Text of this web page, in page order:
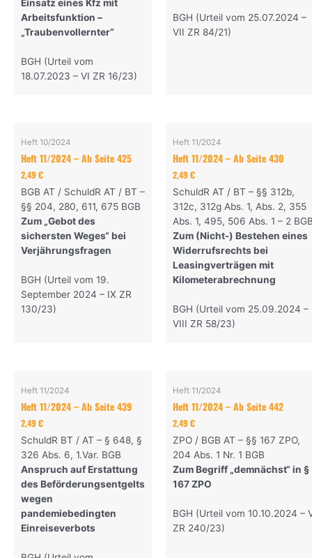
Einsatz eines Kfz mit
Arbeitsfunktion –
„Traubenvollernter“
BGH (Urteil vom
18.07.2023 – VI ZR 16/23)
BGH (Urteil vom 25.07.2024 –
VII ZR 84/21)
Heft 10/2024
Heft 11/2024 – Ab Seite 425
2,49 €
BGB AT / SchuldR AT / BT –
§§ 204, 280, 611, 675 BGB
Zum „Gebot des
sichersten Weges“ bei
Verjährungsfragen
BGH (Urteil vom 19.
September 2024 – IX ZR
130/23)
Heft 11/2024
Heft 11/2024 – Ab Seite 430
2,49 €
SchuldR AT / BT – §§ 312b,
312c, 312g Abs. 1, Abs. 2, 355
Abs. 1, 495, 506 Abs. 1 – 2
Zum (Nicht-) Bestehen eines
Widerrufsrechts bei
Leasingverträgen mit
Kilometerabrechnung
BGH (Urteil vom 25.09.2024 –
VIII ZR 58/23)
Heft 11/2024
Heft 11/2024 – Ab Seite 439
2,49 €
SchuldR BT / AT – § 648, §
326 Abs. 6, 1.Var. BGB
Anspruch auf Erstattung
des Beförderungsentgelts
wegen
pandemiebedingten
Einreiseverbots
Heft 11/2024
Heft 11/2024 – Ab Seite 442
2,49 €
ZPO / BGB AT – §§ 167 ZPO,
204 Abs. 1 Nr. 1 BGB
Zum Begriff „demnächst“ in §
167 ZPO
BGH (Urteil vom 10.10.2024 –
ZR 240/23)